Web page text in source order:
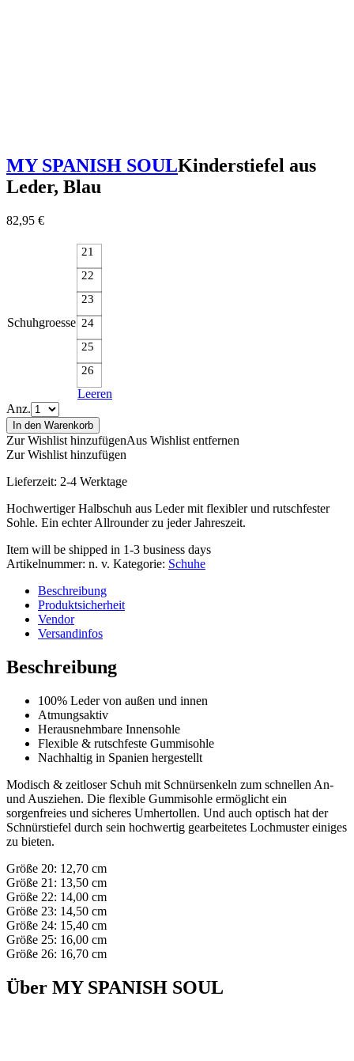
MY SPANISH SOULKinderstiefel aus
Leder, Blau
82,95 €
Schuhgroesse
21
22
23
24
25
26
Leeren
Anz.
In den Warenkorb
Zur Wishlist hinzufügenAus Wishlist entfernen
Zur Wishlist hinzufügen
Lieferzeit: 2-4 Werktage
Hochwertiger Halbschuh aus Leder mit flexibler und rutschfester
Sohle. Ein echter Allrounder zu jeder Jahreszeit.
Item will be shipped in 1-3 business days
Artikelnummer: n. v. Kategorie: Schuhe
Beschreibung
Produktsicherheit
Vendor
Versandinfos
Beschreibung
100% Leder von außen und innen
Atmungsaktiv
Herausnehmbare Innensohle
Flexible & rutschfeste Gummisohle
Nachhaltig in Spanien hergestellt
Modisch & zeitloser Schuh mit Schnürsenkeln zum schnellen An-
und Ausziehen. Die flexible Gummisohle ermöglicht ein
sorgenfreies und sicheres Umhertollen. Und auch optisch hat der
Schnürstiefel durch sein hochwertig gearbeitetes Lochmuster einiges
zu bieten.
Größe 20: 12,70 cm
Größe 21: 13,50 cm
Größe 22: 14,00 cm
Größe 23: 14,50 cm
Größe 24: 15,40 cm
Größe 25: 16,00 cm
Größe 26: 16,70 cm
Über MY SPANISH SOUL